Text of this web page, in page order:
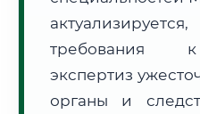
требования
экспертиз
органы и